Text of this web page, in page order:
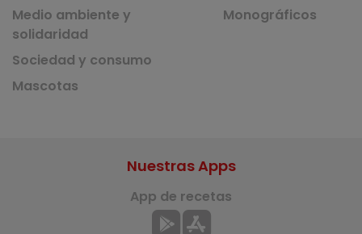
Medio ambiente y
solidaridad
Sociedad y consumo
Mascotas
Monográficos
Nuestras Apps
App de recetas